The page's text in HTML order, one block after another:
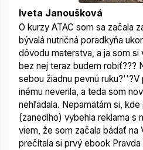
Iveta Janoušková
O kurzy ATAC som sa začala
bývalá nutričná poradkyňa
dôvodu materstva, a ja som si
bez nej teraz budem robiť???
sebou žiadnu pevnú
inému neverila, a teda som
nehľadala. Nepamätám si, kde
(zanedlho) vybehla reklama s
viem, že som začala bádať na
prečítala si prvý ebook